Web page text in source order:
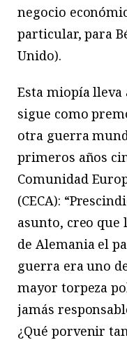
negocio
particular, para
Unido).
Esta miopía lleva
sigue como
otra guerra
primeros años
Comunidad
(CECA):
asunto, creo que
de Alemania el
guerra era uno
mayor torpeza
jamás
¿Qué porvenir